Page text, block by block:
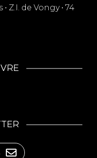
Z.I. de Vongy • 74